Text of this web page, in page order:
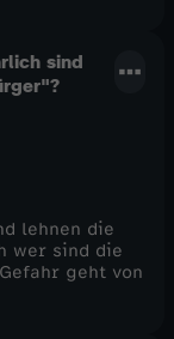
sind
lehnen die
wer sind die
geht von